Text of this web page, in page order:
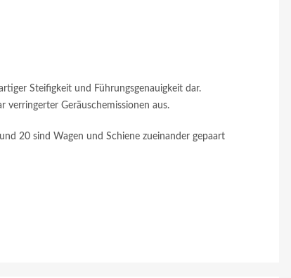
Steifigkeit und Führungsgenauigkeit dar.
Geräuschemissionen aus.
20 sind Wagen und Schiene zueinander gepaart